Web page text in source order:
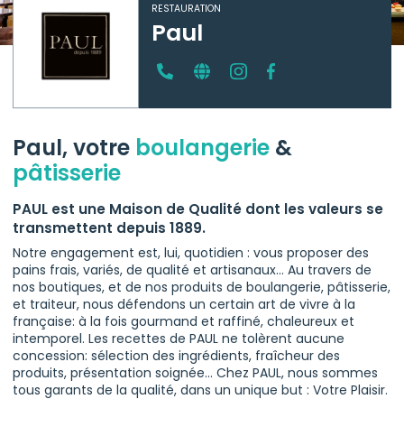
RESTAURATION
Paul
Paul, votre boulangerie &
pâtisserie
PAUL est une Maison de Qualité dont les valeurs se
transmettent depuis 1889.
Notre engagement est, lui, quotidien : vous proposer des
pains frais, variés, de qualité et artisanaux… Au travers de
nos boutiques, et de nos produits de boulangerie, pâtisserie,
et traiteur, nous défendons un certain art de vivre à la
française: à la fois gourmand et raffiné, chaleureux et
intemporel. Les recettes de PAUL ne tolèrent aucune
concession: sélection des ingrédients, fraîcheur des
produits, présentation soignée… Chez PAUL, nous sommes
tous garants de la qualité, dans un unique but : Votre Plaisir.